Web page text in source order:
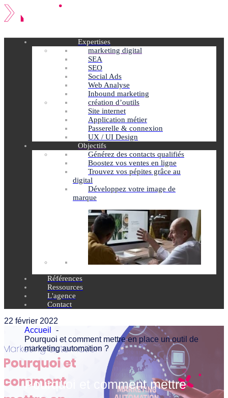
Expertises
marketing digital
SEA
SEO
Social Ads
Web Analyse
Inbound marketing
création d’outils
Site internet
Application métier
Passerelle & connexion
UX / UI Design
Objectifs
Générez des contacts qualifiés
Boostez vos ventes en ligne
Trouvez vos pépites grâce au
digital
Développez votre image de
marque
Références
Ressources
L'agence
Contact
22 février 2022
Accueil
Pourquoi et comment mettre en place un outil de
marketing automation ?
Pourquoi et comment mettre